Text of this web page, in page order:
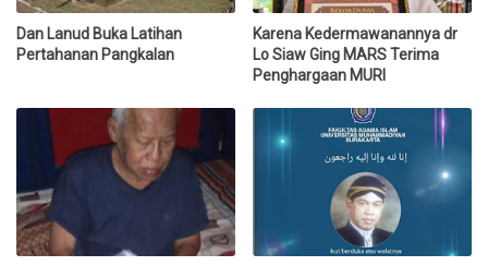
Dan Lanud Buka Latihan
Pertahanan Pangkalan
Karena Kedermawanannya dr
Lo Siaw Ging MARS Terima
Penghargaan MURI